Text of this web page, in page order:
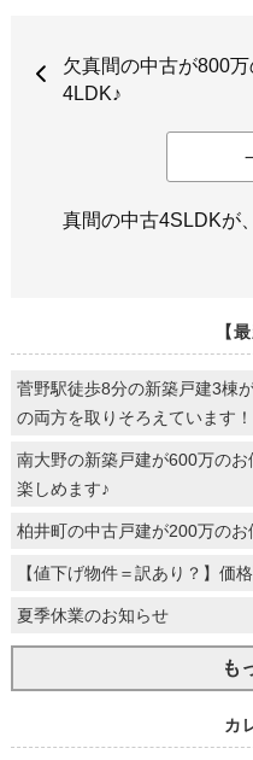
欠真間の中古が800
4LDK♪
真間の中古4SLDKが
【
菅野駅徒歩8分の新築戸建3棟
の両方を取りそろえています！
南大野の新築戸建が600万の
楽しめます♪
柏井町の中古戸建が200万の
【値下げ物件＝訳あり？】価
夏季休業のお知らせ
も
カ